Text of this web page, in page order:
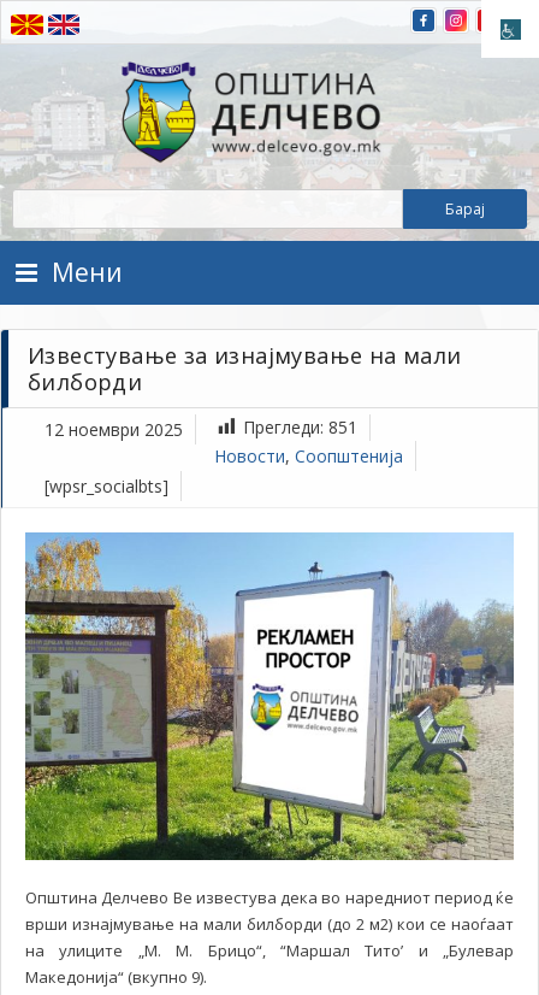
Прескокнете на содржината
Општина Делчево
Општина Делчево
Мени
Известување за изнајмување на мали
билборди
12 ноември 2025 Прегледи: 851
Новости, Соопштенија
[wpsr_socialbts]
Општина Делчево Ве известува дека во наредниот период ќе
врши изнајмување на мали билборди (до 2 м2) кои се наоѓаат
на улиците „М. М. Брицо“, “Маршал Тито’ и „Булевар
Македонија“ (вкупно 9).